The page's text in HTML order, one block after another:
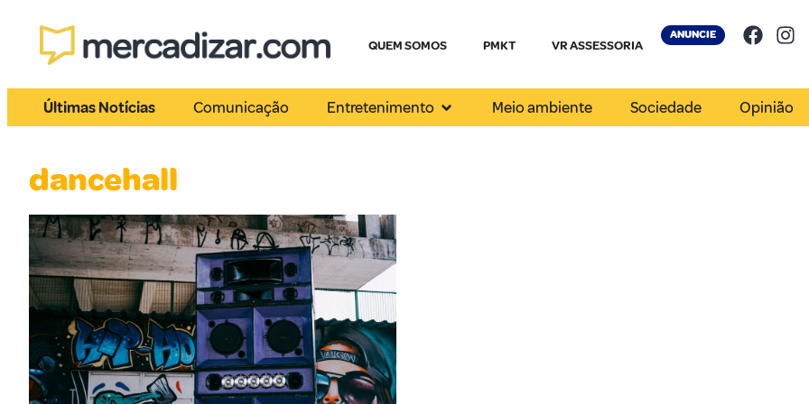
QUEM SOMOS PMKT VR ASSESSORIA
ANUNCIE
Últimas Notícias Comunicação Entretenimento Meio ambiente Sociedade Opinião
dancehall